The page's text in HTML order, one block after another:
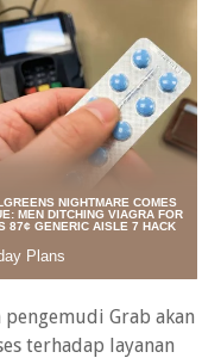
Grab akan
terhadap layanan